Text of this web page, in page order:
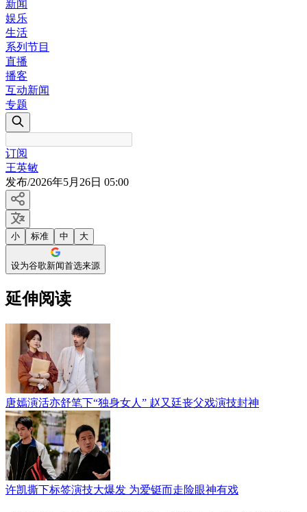
新闻
娱乐
生活
系列节目
直播
播客
互动新闻
专题
订阅
王英敏
发布/2026年5月26日 05:00
小 标准 中 大
设为谷歌新闻首选来源
延伸阅读
唐嫣演活亦舒笔下“独身女人” 赵又廷丧父戏演技封神
许凯撕下标签演技大爆发 为爱铤而走险眼神有戏